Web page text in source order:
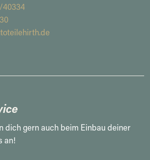
40334
dich gern auch beim Einbau deiner
an!